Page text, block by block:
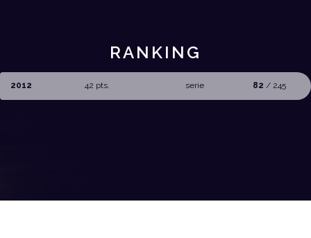
RANKING
2012 42 pts. serie 82 / 245